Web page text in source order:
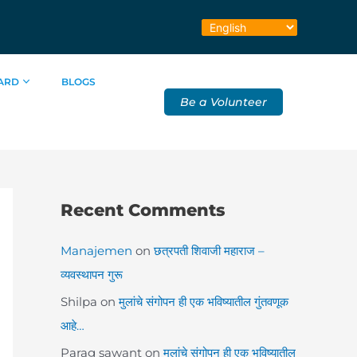
BLOGS
Be a Volunteer
Recent Comments
Manajemen onछत्रपती शिवाजी महाराज –
व्यवस्थापन गुरू
Shilpa onमुलांचे संगोपन ही एक भविष्यातील गुंतवणूक
आहे…
Parag sawant onमुलांचे संगोपन ही एक भविष्यातील